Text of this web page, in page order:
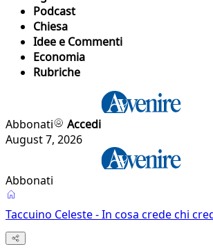
Podcast
Chiesa
Idee e Commenti
Economia
Rubriche
Abbonati
Accedi
August 7, 2026
Abbonati
Taccuino Celeste - In cosa crede chi